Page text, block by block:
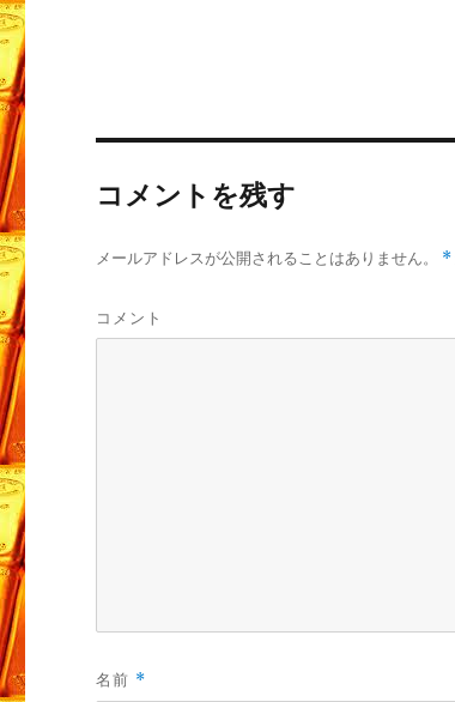
コメントを残す
メールアドレスが公開されることはありません。 *
コメント
名前 *